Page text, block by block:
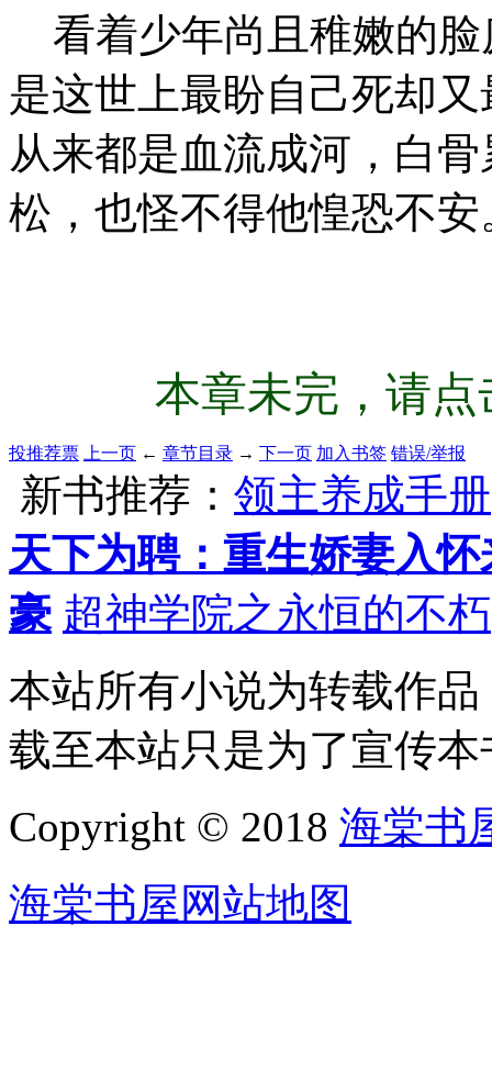
看着少年尚且稚嫩的脸
是这世上最盼自己死却
从来都是血流成河，白
松，也怪不得他惶恐不安
本章未完，请
投推荐票 上一页 ← 章节目录 → 下一页 加入书签 错误/举报
新书推荐： 领主养成手册
天下为聘：重生娇妻入怀
豪 超神学院之永恒的不朽
本站所有小说为转载作
载至本站只是为了宣传
Copyright © 2018 海棠书
海棠书屋网站地图